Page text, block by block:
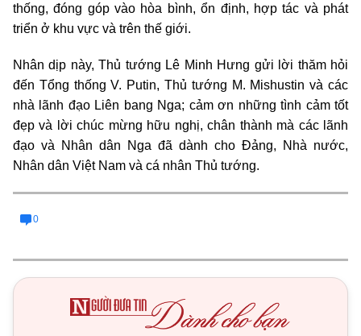
thống, đóng góp vào hòa bình, ổn định, hợp tác và phát
triển ở khu vực và trên thế giới.
Nhân dịp này, Thủ tướng Lê Minh Hưng gửi lời thăm hỏi
đến Tổng thống V. Putin, Thủ tướng M. Mishustin và các
nhà lãnh đạo Liên bang Nga; cảm ơn những tình cảm tốt
đẹp và lời chúc mừng hữu nghị, chân thành mà các lãnh
đạo và Nhân dân Nga đã dành cho Đảng, Nhà nước,
Nhân dân Việt Nam và cá nhân Thủ tướng.
0